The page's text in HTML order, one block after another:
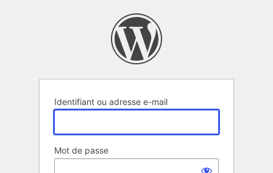
Identifiant ou adresse e-mail
Mot de passe